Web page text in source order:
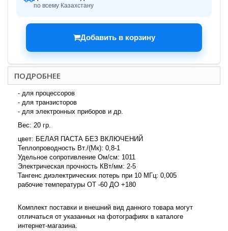
по всему Казахстану
Добавить в корзину
ПОДРОБНЕЕ
- для процессоров
- для транзисторов
- для электронных приборов и др.
Вес: 20 гр.
цвет: БЕЛАЯ ПАСТА БЕЗ ВКЛЮЧЕНИЙ
Теплопроводность Вт./(Мк): 0,8-1
Удельное сопротивление Ом/см: 1011
Электрическая прочность КВт/мм: 2-5
Тангенс диэлектрических потерь при 10 МГц: 0,005
рабочие температуры ОТ -60 ДО +180
Комплект поставки и внешний вид данного товара могут
отличаться от указанных на фотографиях в каталоге
интернет-магазина.